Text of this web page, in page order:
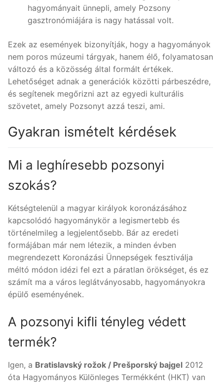
hagyományait ünnepli, amely Pozsony
gasztronómiájára is nagy hatással volt.
Ezek az események bizonyítják, hogy a hagyományok
nem poros múzeumi tárgyak, hanem élő, folyamatosan
változó és a közösség által formált értékek.
Lehetőséget adnak a generációk közötti párbeszédre,
és segítenek megőrizni azt az egyedi kulturális
szövetet, amely Pozsonyt azzá teszi, ami.
Gyakran ismételt kérdések
Mi a leghíresebb pozsonyi
szokás?
Kétségtelenül a magyar királyok koronázásához
kapcsolódó hagyománykör a legismertebb és
történelmileg a legjelentősebb. Bár az eredeti
formájában már nem létezik, a minden évben
megrendezett Koronázási Ünnepségek fesztiválja
méltó módon idézi fel ezt a páratlan örökséget, és ez
számít ma a város leglátványosabb, hagyományokra
épülő eseményének.
A pozsonyi kifli tényleg védett
termék?
Igen, a Bratislavský rožok / Prešporský bajgel 2012
óta Hagyományos Különleges Termékként (HKT) van